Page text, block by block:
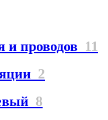
и проводов 11
2
8